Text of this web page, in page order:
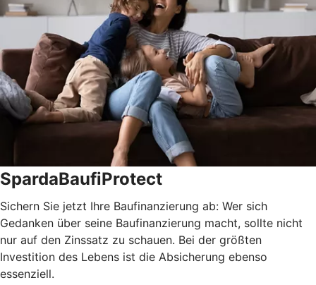
SpardaBaufiProtect
Sichern Sie jetzt Ihre Baufinanzierung ab: Wer sich
Gedanken über seine Baufinanzierung macht, sollte nicht
nur auf den Zinssatz zu schauen. Bei der größten
Investition des Lebens ist die Absicherung ebenso
essenziell.